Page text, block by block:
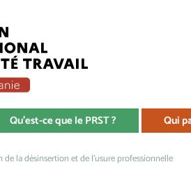
Qu'est-ce que le PRST ? Qui
de la désinsertion et de l'usure professionnelle